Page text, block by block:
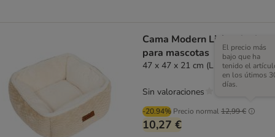
Cama Modern Living Aarhus
para mascotas
47 x 47 x 21 cm (L x An x Al)
-20.94% Precio normal12,99 €
El precio más
bajo que ha
tenido el
en los útimos
días.
10,27 €
Sin valoraciones